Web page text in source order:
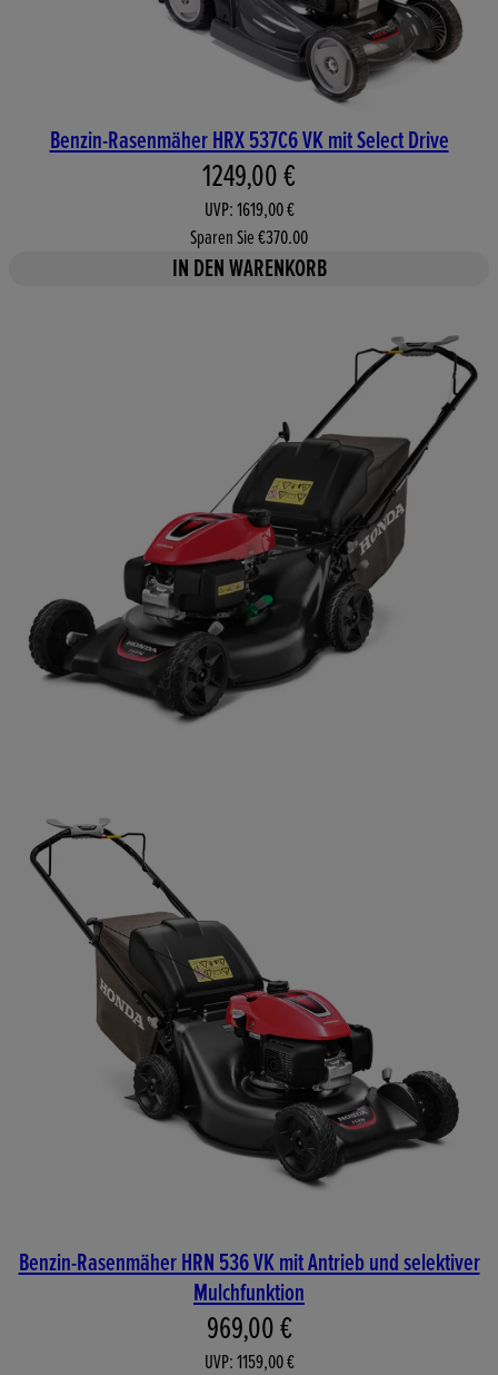
Benzin-Rasenmäher HRX 537C6 VK mit Select Drive
Aktueller Preis: 1249,00 €.
1249,00 €
UVP: 1619,00 €
Sparen Sie €370.00
IN DEN WARENKORB
Benzin-Rasenmäher HRN 536 VK mit Antrieb und selektiver
Mulchfunktion
Aktueller Preis: 969,00 €.
969,00 €
UVP: 1159,00 €